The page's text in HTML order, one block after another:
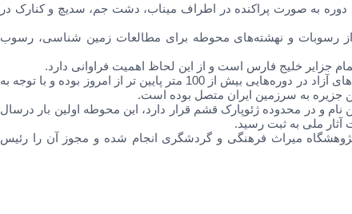
به صورت پراکنده در اطراف میناب، دشت جم، سدیچ و کنارک در
رسوبات و نهشته‌های محوطه برای مطالعات زمین شناسی، رسوب
جزایر خلیج فارس است و از این لحاظ اهمیت فراوانی دارد.
این باستان شناس اظهار داشت: از آنجا که در عصر یخبندان سطح دریاهای آزاد در دوره‌هایی بیش از 100 متر پایین تر از امروز بوده و با توجه به
جزیره به سرزمین ایران متصل بوده است.
و در محدوده ژئوپارک قشم قرار دارد، این محوطه اولین بار درسال
میراث فرهنگی و گردشگری انجام شده و مجوز آن را رئیس